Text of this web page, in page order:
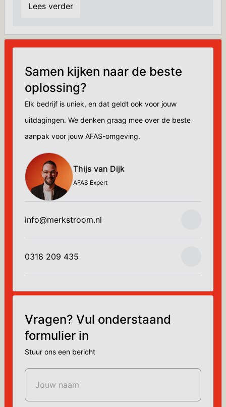
Lees verder
Samen kijken naar de beste
oplossing?
Elk bedrijf is uniek, en dat geldt ook voor jouw
uitdagingen. We denken graag mee over de beste
aanpak voor jouw AFAS-omgeving.
Thijs van Dijk
AFAS Expert
info@merkstroom.nl
0318 209 435
Vragen? Vul onderstaand
formulier in
Stuur ons een bericht
Jouw naam